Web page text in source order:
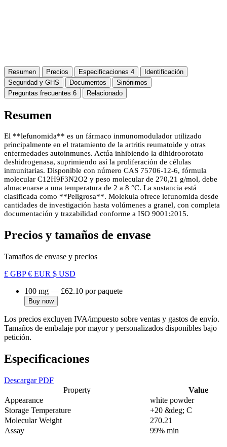
Resumen Precios Especificaciones 4
Identificación
Seguridad y GHS
Documentos
Sinónimos
Preguntas frecuentes 6 Relacionado
Resumen
El **lefunomida** es un fármaco inmunomodulador utilizado
principalmente en el tratamiento de la artritis reumatoide y otras
enfermedades autoinmunes. Actúa inhibiendo la dihidroorotato
deshidrogenasa, suprimiendo así la proliferación de células
inmunitarias. Disponible con número CAS 75706-12-6, fórmula
molecular C12H9F3N2O2 y peso molecular de 270,21 g/mol, debe
almacenarse a una temperatura de 2 a 8 °C. La sustancia está
clasificada como **Peligrosa**. Molekula ofrece lefunomida desde
cantidades de investigación hasta volúmenes a granel, con completa
documentación y trazabilidad conforme a ISO 9001:2015.
Precios y tamaños de envase
Tamaños de envase y precios
£ GBP€ EUR $ USD
100 mg — £62.10 por paquete
Buy now
Los precios excluyen IVA/impuesto sobre ventas y gastos de envío.
Tamaños de embalaje por mayor y personalizados disponibles bajo
petición.
Especificaciones
Descargar PDF
Property
Value
Appearance
white powder
Storage Temperature
+20 &deg; C
Molecular Weight
270.21
Assay
99% min